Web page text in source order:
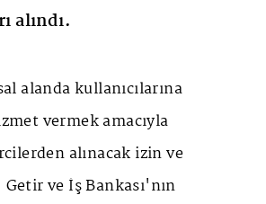
alındı.
alanda kullanıcılarına
vermek amacıyla
alınacak izin ve
ve İş Bankası'nın